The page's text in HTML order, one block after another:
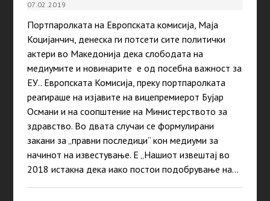
07.02.2019
Портпаролката на Европската комисија, Маја
Коцијанчич, денеска ги потсети сите политички
актери во Македонија дека слободата на
медиумите и новинарите е од посебна важност за
ЕУ.. Европската Комисија, преку портпаролката
реагираше на изјавите на вицепремиерот Бујар
Османи и на соопштение на Министерството за
здравство. Во двата случаи се формулирани
закани за „правни последици“ кон медиуми за
начинот на известување. Е „Нашиот извештај во
2018 истакна дека иако постои подобрување на…